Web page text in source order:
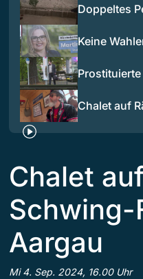
Doppeltes
Keine
Chalet auf
Chalet
Schwing-
Aargau
Mi 4. Sep. 2024, 16.00 Uhr